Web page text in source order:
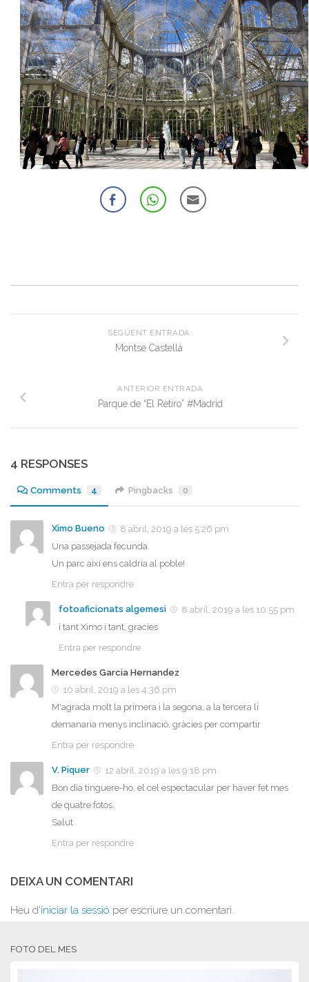
SEGÜENT ENTRADA
Montse Castellà
ANTERIOR ENTRADA
Parque de “El Retiro” #Madrid
4 RESPONSES
Comments 4 Pingbacks 0
Ximo Bueno
8 abril, 2019 a les 5:26 pm
Una passejada fecunda.
Un parc així ens caldria al poble!
Entra per respondre
fotoaficionats algemesi
8 abril, 2019 a les 10:55 pm
i tant Ximo i tant, gracies
Entra per respondre
Mercedes Garcia Hernandez
10 abril, 2019 a les 4:36 pm
M'agrada molt la primera i la segona, a la tercera li
demanaria menys inclinació, gràcies per compartir
Entra per respondre
V. Piquer
12 abril, 2019 a les 9:18 pm
Bon dia tinguere-ho, el cel espectacular per haver fet mes
de quatre fotos.
Salut
Entra per respondre
DEIXA UN COMENTARI
Heu d'iniciar la sessió per escriure un comentari.
FOTO DEL MES